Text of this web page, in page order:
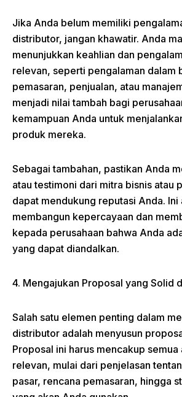
Jika Anda belum memiliki
distributor, jangan khawatir. Anda
menunjukkan keahlian dan
relevan, seperti pengalaman dalam
pemasaran, penjualan, atau
menjadi nilai tambah bagi
kemampuan Anda untuk
produk mereka.
Sebagai tambahan, pastikan Anda
atau testimoni dari mitra bisnis atau
dapat mendukung reputasi Anda. Ini
membangun kepercayaan dan
kepada perusahaan bahwa Anda
yang dapat diandalkan.
4. Mengajukan Proposal yang Solid
Salah satu elemen penting dalam
distributor adalah menyusun
Proposal ini harus mencakup semua
relevan, mulai dari penjelasan
pasar, rencana pemasaran, hingga